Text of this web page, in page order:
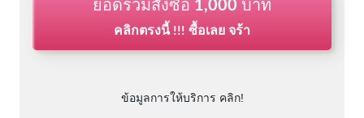
ยอดรวมสั่งซื้อ 1,000 บาท
คลิกตรงนี้ !!! ซื้อเลย จร้า
ข้อมูลการให้บริการ คลิก!